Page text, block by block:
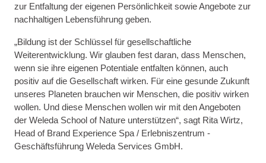
zur Entfaltung der eigenen Persönlichkeit sowie Angebote zur
nachhaltigen Lebensführung geben.
„Bildung ist der Schlüssel für gesellschaftliche
Weiterentwicklung. Wir glauben fest daran, dass Menschen,
wenn sie ihre eigenen Potentiale entfalten können, auch
positiv auf die Gesellschaft wirken. Für eine gesunde Zukunft
unseres Planeten brauchen wir Menschen, die positiv wirken
wollen. Und diese Menschen wollen wir mit den Angeboten
der Weleda School of Nature unterstützen“, sagt Rita Wirtz,
Head of Brand Experience Spa / Erlebniszentrum -
Geschäftsführung Weleda Services GmbH.